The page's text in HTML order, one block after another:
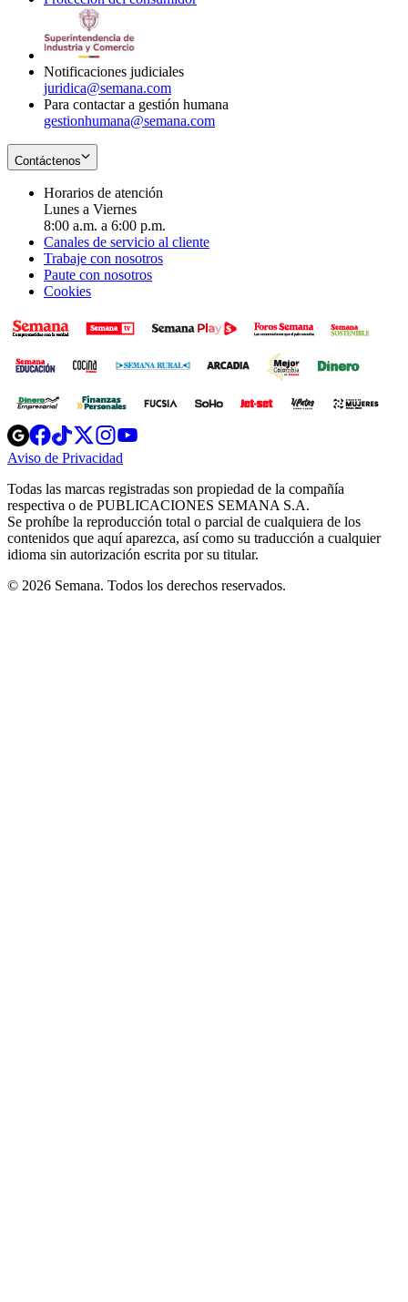
Notificaciones judiciales
juridica@semana.com
Para contactar a gestión humana
gestionhumana@semana.com
Contáctenos
Horarios de atención
Lunes a Viernes
8:00 a.m. a 6:00 p.m.
Canales de servicio al cliente
Trabaje con nosotros
Paute con nosotros
Cookies
Opens
in
new
Opens
in
new
Opens
in
new
window
Opens
new
windowwindow
Aviso de Privacidad
new
window
Todas las marcas registradas son propiedad de la compañía
respectiva o de PUBLICACIONES SEMANA S.A.
Se prohíbe la reproducción total o parcial de cualquiera de los
contenidos que aquí aparezca, así como su traducción a cualquier
idioma sin autorización escrita por su titular.
© 2026 Semana. Todos los derechos reservados.